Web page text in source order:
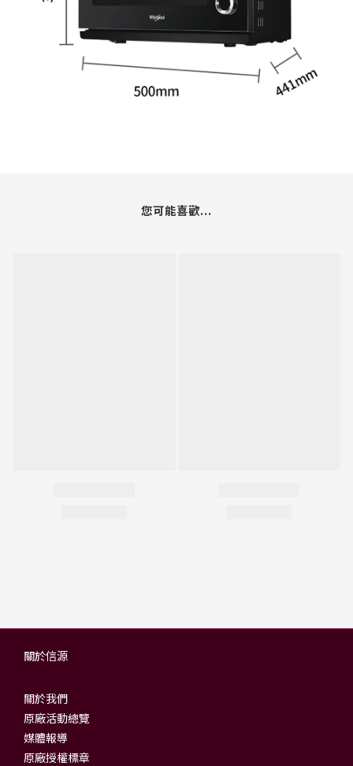
您可能喜歡...
關於信源
關於我們
原廠活動總覽
媒體報導
原廠授權標章